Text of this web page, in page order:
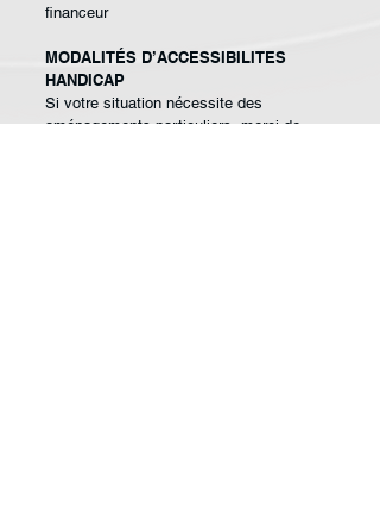
financeur
MODALITÉS D’ACCESSIBILITES
HANDICAP
Si votre situation nécessite des
aménagements particuliers, merci de